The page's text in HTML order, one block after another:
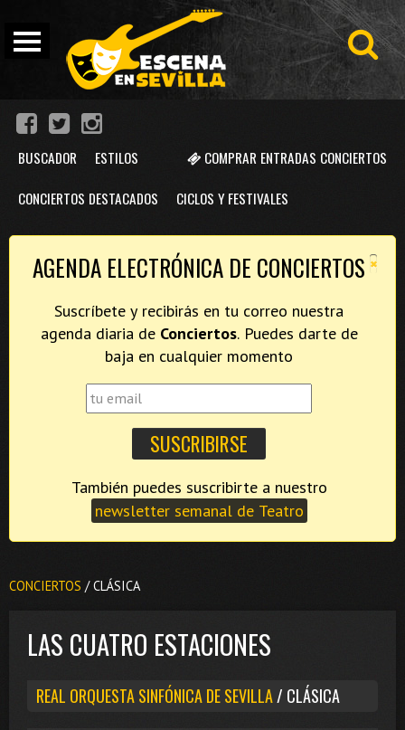
COMPRAR ENTRADAS CONCIERTOS
BUSCADOR ESTILOS
CONCIERTOS DESTACADOS CICLOS Y FESTIVALES
×
AGENDA ELECTRÓNICA DE CONCIERTOS
Suscríbete y recibirás en tu correo nuestra
agenda diaria de Conciertos. Puedes darte de
baja en cualquier momento
newsletter semanal de Teatro
CONCIERTOS / CLÁSICA
LAS CUATRO ESTACIONES
REAL ORQUESTA SINFÓNICA DE SEVILLA/ CLÁSICA